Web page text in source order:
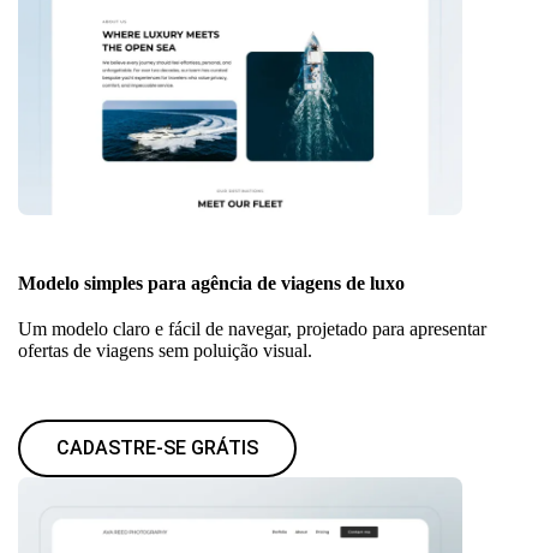
Modelo simples para agência de viagens de luxo
Um modelo claro e fácil de navegar, projetado para apresentar
ofertas de viagens sem poluição visual.
CADASTRE-SE GRÁTIS